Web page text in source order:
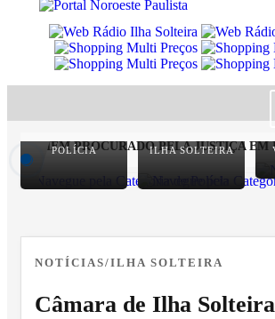
PROCURADO PELA JUSTIÇA EM
POLÍCIA ILHA SOLTEIRA
NOTÍCIAS/ILHA SOLTEIRA
Câmara de Ilha